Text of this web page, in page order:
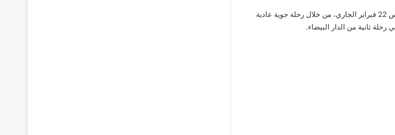
وستنطلق رحلة بالفريق باتجاه العاصمة الغانية أكرا صباح يوم الخميس 22 فبراير الجاري، من خلال رحلة جوية عادية
ثانية من الدار البيضاء.